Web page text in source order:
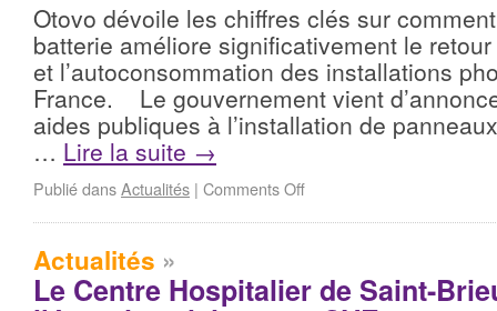
Otovo dévoile les chiffres clés sur
batterie améliore significativement le
et l’autoconsommation des installations
France. Le gouvernement vient
aides publiques à l’installation de
… Lire la suite →
Publié dansActualités | Comments Off
Actualités »
Le Centre Hospitalier de Saint-